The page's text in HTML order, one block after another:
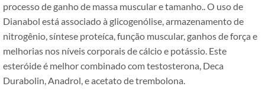
processo de ganho de massa muscular e tamanho.. O uso de
Dianabol está associado à glicogenólise, armazenamento de
nitrogênio, síntese proteíca, função muscular, ganhos de força e
melhorias nos níveis corporais de cálcio e potássio. Este
esteróide é melhor combinado com testosterona, Deca
Durabolin, Anadrol, e acetato de trembolona.